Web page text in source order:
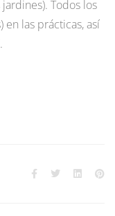
Todos los
en las prácticas, así